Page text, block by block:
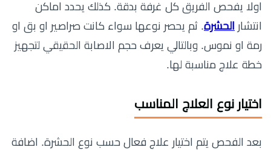
اولا يفحص الفريق كل غرفة بدقة. كذلك يحدد اماكن
انتشار الحشرة. ثم يحصر نوعها سواء كانت صراصير او بق او
رمة او نموس. وبالتالي يعرف حجم الاصابة الحقيقي لتجهيز
خطة علاج مناسبة لها.
اختيار نوع العلاج المناسب
بعد الفحص يتم اختيار علاج فعال حسب نوع الحشرة. اضافة